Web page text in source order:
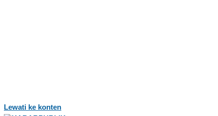
Lewati ke konten